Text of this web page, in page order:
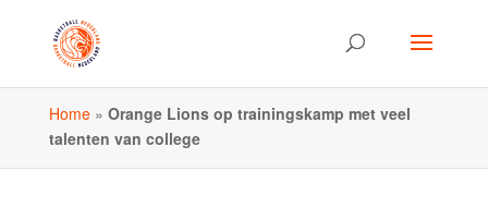
Home» Orange Lions op trainingskamp met veel
talenten van college